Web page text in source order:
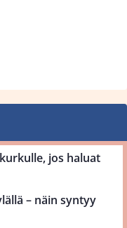
jos haluat
– näin syntyy